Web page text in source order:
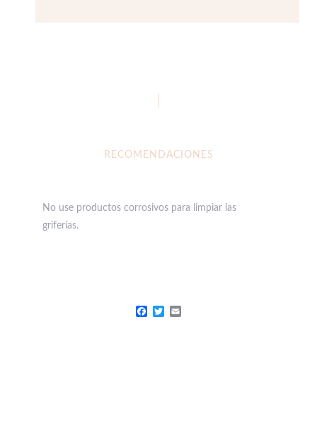
RECOMENDACIONES
No use productos corrosivos para limpiar las
griferías.